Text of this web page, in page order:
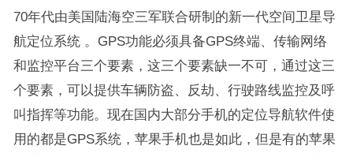
70年代由美国陆海空三军联合研制的新一代空间卫星导
航定位系统 。GPS功能必须具备GPS终端、传输网络
和监控平台三个要素，这三个要素缺一不可，通过这三
个要素，可以提供车辆防盗、反劫、行驶路线监控及呼
叫指挥等功能。现在国内大部分手机的定位导航软件使
用的都是GPS系统，苹果手机也是如此，但是有的苹果